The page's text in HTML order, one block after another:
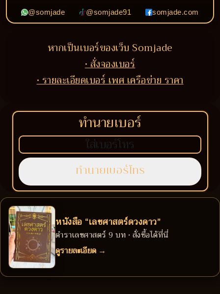
@somjade @somjade91 somjade.com
หากเป็นเบอร์ของเว็บ Somjade
• สั่งจองเบอร์
• รายละเอียดเบอร์ เพศ เครือข่าย ราคา
ทำนายเบอร์
หนังสือ “เลขศาสตร์ดวงดาว”
ตำราเลขศาสตร์ 9 บท • สั่งซื้อได้ที่นี่
ดูรายละเอียด →